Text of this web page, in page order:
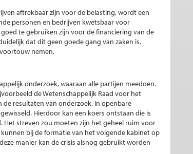
aftrekbaar zijn voor de belasting, wordt een
personen en bedrijven kwetsbaar voor
te gebruiken zijn voor de financiering van de
dat dit geen goede gang van zaken is.
nemen.
onderzoek, waaraan alle partijen meedoen.
de Wetenschappelijk Raad voor het
resultaten van onderzoek. In openbare
Hierdoor kan een koers ontstaan die is
Het streven zou moeten zijn het geheel ruim voor
bij de formatie van het volgende kabinet op
manier kan de crisis alsnog gebruikt worden